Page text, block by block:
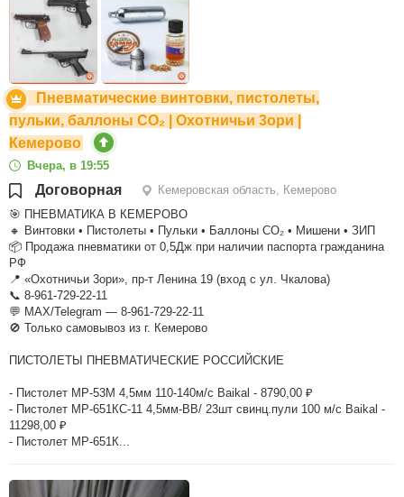
Пневматические винтовки, пистолеты,
пульки, баллоны CO₂ | Охотничьи 3ори |
Кемерово
Вчера, в 19:55
Договорная
Кемеровская область, Кемерово
🎯 ПНЕВМАТИКА В КЕМЕРОВО
🔸 Винтовки • Пистолеты • Пульки • Баллоны CO₂ • Мишени • ЗИП
📦 Продажа пневматики от 0,5Дж при наличии паспорта гражданина
РФ
📍 «Охотничьи 3ори», пр-т Ленина 19 (вход с ул. Чкалова)
📞 8-961-729-22-11
💬 МАХ/Telegram — 8-961-729-22-11
🚫 Только самовывоз из г. Кемерово
ПИСТОЛЕТЫ ПНЕВМАТИЧЕСКИЕ РОССИЙСКИЕ
- Пистолет МР-53М 4,5мм 110-140м/с Baikal - 8790,00 ₽
- Пистолет МР-651КC-11 4,5мм-BB/ 23шт свинц.пули 100 м/с Baikal -
11298,00 ₽
- Пистолет МР-651К...